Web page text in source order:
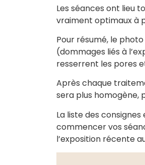
Les séances ont lieu
vraiment optimaux à
Pour résumé, le
(dommages liés à
resserrent les pores
Après chaque
sera plus homogène,
La liste des
commencer vos
l’exposition récente